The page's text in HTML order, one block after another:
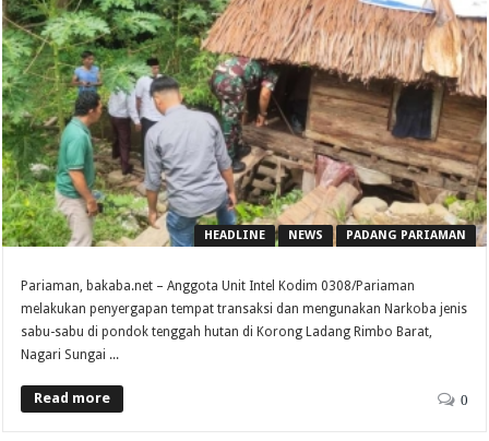
HEADLINE NEWS PADANG PARIAMAN
Pariaman, bakaba.net – Anggota Unit Intel Kodim 0308/Pariaman
melakukan penyergapan tempat transaksi dan mengunakan Narkoba jenis
sabu-sabu di pondok tenggah hutan di Korong Ladang Rimbo Barat,
Nagari Sungai ...
Read more 0